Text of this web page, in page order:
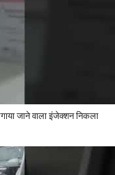
जाने वाला इंजेक्शन निकला